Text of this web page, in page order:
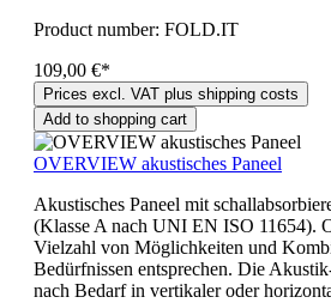
Product number: FOLD.IT
109,00 €*
Prices excl. VAT plus shipping costs
Add to shopping cart
OVERVIEW akustisches Paneel
Akustisches Paneel mit
(Klasse A nach UNI EN ISO 11654).
Vielzahl von Möglichkeiten und
Bedürfnissen entsprechen. Die
nach Bedarf in vertikaler oder